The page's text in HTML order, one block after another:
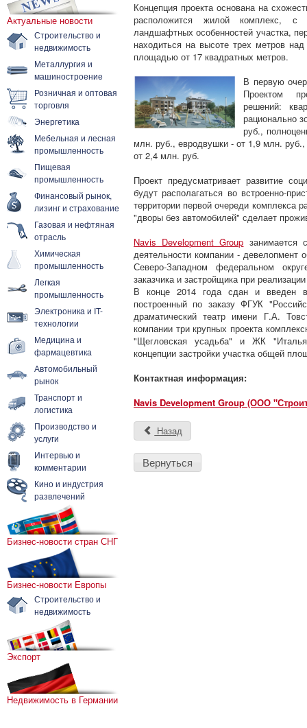
Актуальные новости
Строительство и
недвижимость
Металлургия и
машиностроение
Розничная и оптовая
торговля
Энергетика
Мебельная и лесная
промышленность
Пищевая
промышленность
Финансовый рынок,
лизинг и страхование
Газовая и нефтяная
отрасль
Химическая
промышленность
Легкая
промышленность
Электроника и IT-
технологии
Медицина и
фармацевтика
Автомобильный
рынок
Транспорт и
логистика
Производство и
услуги
Интервью и
комментарии
Кино и индустрия
развлечений
Бизнес-новости стран СНГ
Бизнес-новости Европы
Строительство и
недвижимость
Экспорт
Недвижимость в Германии
Концепция проекта основана на
расположится жилой комплекс, с
ландшафтных особенностей участка,
находиться на высоте трех метров
площадью от 17 квадратных метров.
В первую
Проектом
решений:
рационально
руб.,
млн. руб., евродвушки - от 1,9 млн.
от 2,4 млн. руб.
Проект предусматривает развитие
будут располагаться во встроенно-
территории первой очереди комплекса
"дворы без автомобилей" сделает
Navis Development Group занимается
деятельности компании - девелопмент
Северо-Западном федеральном
заказчика и застройщика при
В конце 2014 года сдан и введен
построенный по заказу ФГУК
драматический театр имени Г.А.
компании три крупных проекта
"Щегловская усадьба" и ЖК
концепции застройки участка общей
Контактная информация:
Navis Development Group (ООО
Назад
Вернуться